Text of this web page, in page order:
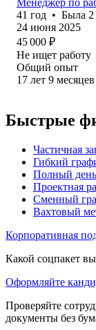
41 год • Была
24 июня 2025
45 000 ₽
Не ищет работу
Общий опыт
17 лет 9 месяцев
Быстрые
Частичная
Гибкий
Полный день
Проектная
Сменный
Вахтовый
Корпоративная
Какой соцпакет
Оформляйте
Проверяйте
документы без